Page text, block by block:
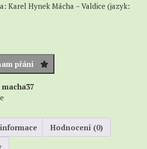
Karel Hynek Mácha – Valdice (jazyk:
přání
macha37
Hodnocení (0)